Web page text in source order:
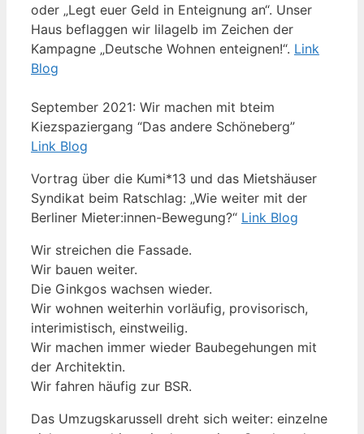
oder „Legt euer Geld in Enteignung an“. Unser
Haus beflaggen wir lilagelb im Zeichen der
Kampagne „Deutsche Wohnen enteignen!“. Link
Blog
September 2021: Wir machen mit bteim
Kiezspaziergang “Das andere Schöneberg”
Link Blog
Vortrag über die Kumi*13 und das Mietshäuser
Syndikat beim Ratschlag: „Wie weiter mit der
Berliner Mieter:innen-Bewegung?“ Link Blog
Wir streichen die Fassade.
Wir bauen weiter.
Die Ginkgos wachsen wieder.
Wir wohnen weiterhin vorläufig, provisorisch,
interimistisch, einstweilig.
Wir machen immer wieder Baubegehungen mit
der Architektin.
Wir fahren häufig zur BSR.
Das Umzugskarussell dreht sich weiter: einzelne